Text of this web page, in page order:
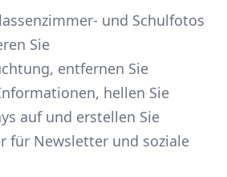
und Schulfotos
Sie
entfernen Sie
hellen Sie
auf und erstellen Sie
für Newsletter und soziale